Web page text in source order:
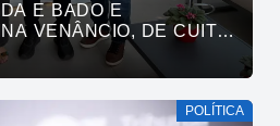
E BADO E
VENÂNCIO, DE CUITÉ,
A CÍCERO, VENEZIANO E
POLÍTICA